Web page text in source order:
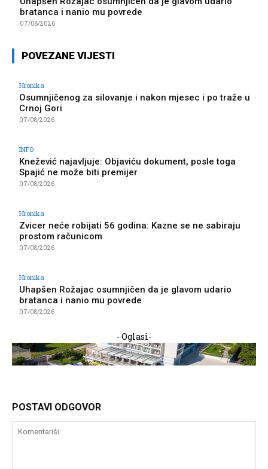
bratanca i nanio mu povrede
07/08/2026
POVEZANE VIJESTI
Hronika
Osumnjičenog za silovanje i nakon mjesec i po traže u
Crnoj Gori
07/08/2026
INFO
Knežević najavljuje: Objaviću dokument, posle toga
Spajić ne može biti premijer
07/08/2026
Hronika
Zvicer neće robijati 56 godina: Kazne se ne sabiraju
prostom računicom
07/08/2026
Hronika
Uhapšen Rožajac osumnjičen da je glavom udario
bratanca i nanio mu povrede
07/08/2026
- Oglasi-
POSTAVI ODGOVOR